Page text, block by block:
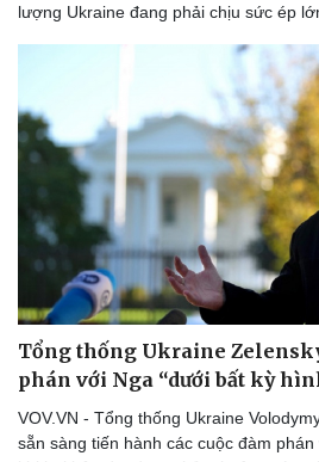
lượng Ukraine đang phải chịu sức ép
Tổng thống Ukraine
phán với Nga “dưới bất kỳ
VOV.VN - Tổng thống Ukraine
sẵn sàng tiến hành các cuộc đàm